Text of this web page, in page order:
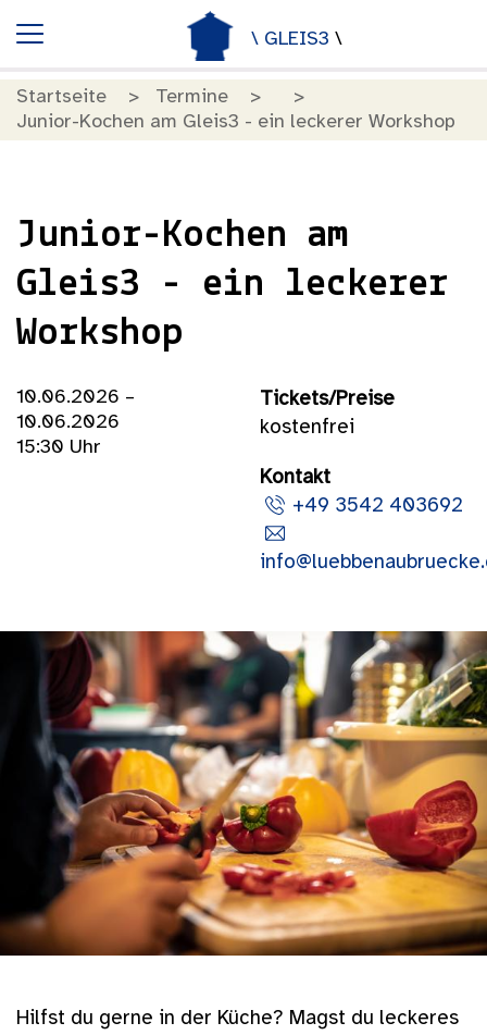
\ GLEIS3\
Startseite
Termine
Junior-Kochen am Gleis3 - ein leckerer Workshop
Junior-Kochen am
Gleis3 - ein leckerer
Workshop
10.06.2026 –
10.06.2026
15:30 Uhr
Tickets/Preise
kostenfrei
Kontakt
+49 3542 403692
Hilfst du gerne in der Küche? Magst du leckeres